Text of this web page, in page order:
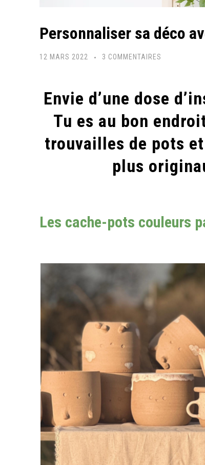
Personnaliser sa déco
12 MARS 2022 3 COMMENTAIRES
DÉCO
AVEC
DES
POTS
ARGILE
Envie d’une dose
Tu es au bon
trouvailles de pots
plus
Les cache-pots couleurs